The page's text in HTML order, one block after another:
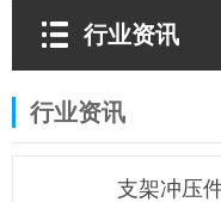
行业资讯
行业资讯
支架冲压